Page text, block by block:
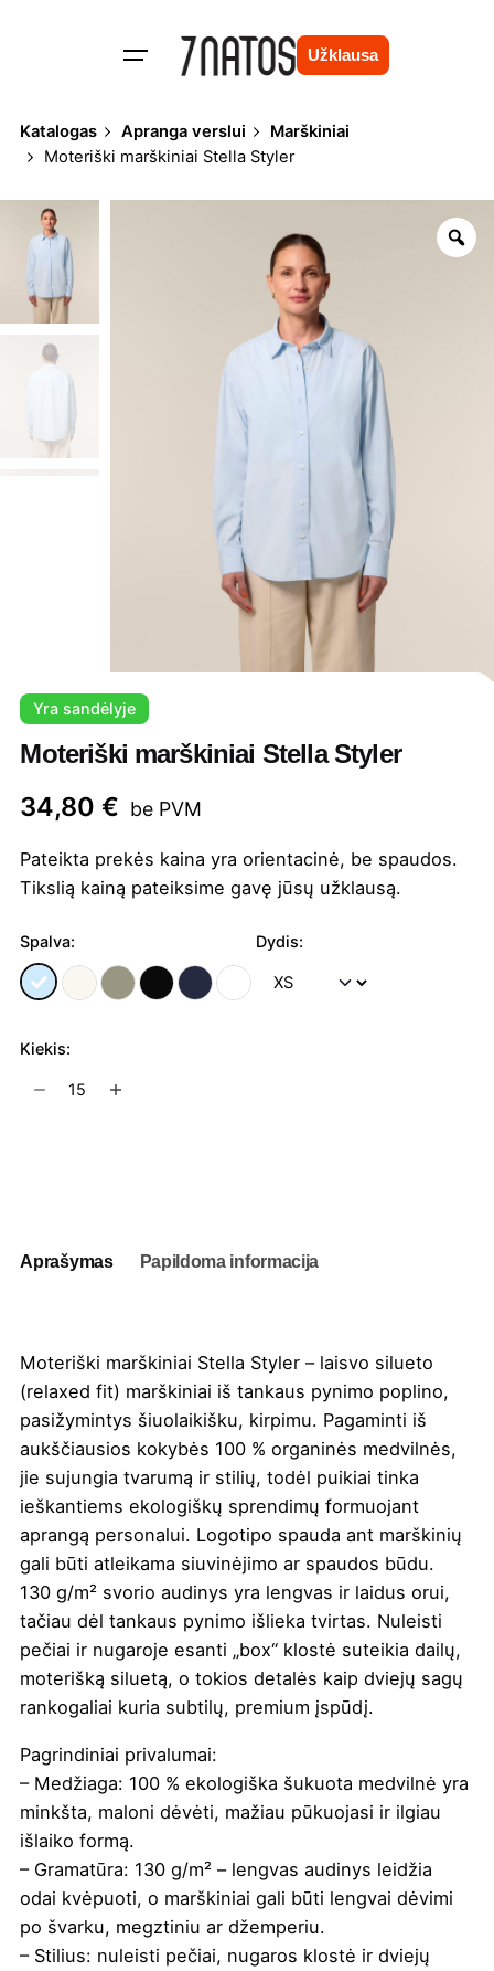
Užklausa
Katalogas Apranga verslui
Marškiniai
Moteriški marškiniai Stella Styler
Yra sandėlyje
Moteriški marškiniai Stella Styler
34,80€ be PVM
Pateikta prekės kaina yra orientacinė, be spaudos.
Tikslią kainą pateiksime gavę jūsų užklausą.
Spalva: Dydis:
Kiekis:
produkto
Aprašymas Papildoma informacija
Moteriški marškiniai Stella Styler – laisvo silueto
(relaxed fit) marškiniai iš tankaus pynimo poplino,
pasižymintys šiuolaikišku, kirpimu. Pagaminti iš
aukščiausios kokybės 100 % organinės medvilnės,
jie sujungia tvarumą ir stilių, todėl puikiai tinka
ieškantiems ekologiškų sprendimų formuojant
aprangą personalui. Logotipo spauda ant marškinių
gali būti atleikama siuvinėjimo ar spaudos būdu.
130 g/m² svorio audinys yra lengvas ir laidus orui,
tačiau dėl tankaus pynimo išlieka tvirtas. Nuleisti
pečiai ir nugaroje esanti „box“ klostė suteikia dailų,
moterišką siluetą, o tokios detalės kaip dviejų sagų
rankogaliai kuria subtilų, premium įspūdį.
Pagrindiniai privalumai:
– Medžiaga: 100 % ekologiška šukuota medvilnė yra
minkšta, maloni dėvėti, mažiau pūkuojasi ir ilgiau
išlaiko formą.
– Gramatūra: 130 g/m² – lengvas audinys leidžia
odai kvėpuoti, o marškiniai gali būti lengvai dėvimi
po švarku, megztiniu ar džemperiu.
– Stilius: nuleisti pečiai, nugaros klostė ir dviejų